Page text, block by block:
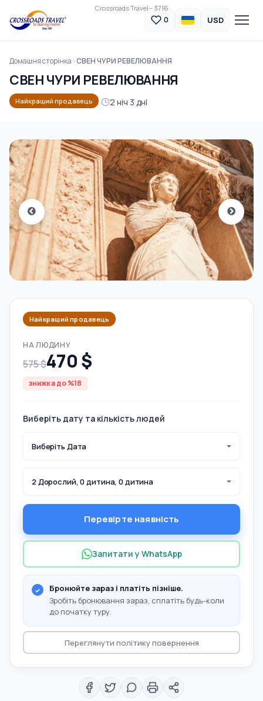
Crossroads Travel - 3716
0 USD
Домашня сторінка СВЕН ЧУРИ РЕВЕЛЮВАННЯ
СВЕН ЧУРИ РЕВЕЛЮВАННЯ
Найкращий продавець 2 ніч 3 дні
Найкращий продавець
НА ЛЮДИНУ
575 $470 $
знижка до %18
Виберіть дату та кількість людей
Виберіть Дата
2 Дорослий, 0 дитина, 0 дитина
Перевірте наявність
Запитати у WhatsApp
Бронюйте зараз і платіть пізніше.
Зробіть бронювання зараз, сплатіть будь-коли
до початку туру.
Переглянути політику повернення